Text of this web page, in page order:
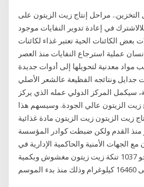
مراحل إنتاج زيت الزيتون على
في إعادة تدوير النفايات موجود
بعض الكائنات الحية تعتبر غذاء لكائنات
عملية استرجاع النفايات منذ العصر
جدايل ونتائجه الفظيعة عالشعر الأصلي
سيكمل المركز الدولي عمله الذي يركز
زيت الزيتون عالي الجودة. وسيسهم هذا
زيت الزيتون زيت الزيتون مادة غذائية
منذ القدم ولكن ضبطت كوادر المؤسسة
مع الجهات الأمنية والحاكمية الإدارية في
مختلف محافظات المملكة نحو 1037 تنكة زيت زيتون مغشوش وبكمية